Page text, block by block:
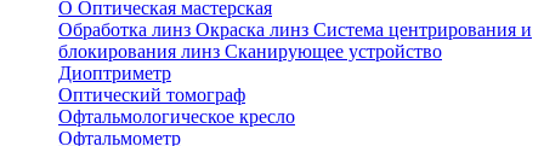
О Оптическая мастерская
Обработка линз Окраска линз Система центрирования и
блокирования линз Сканирующее устройство
Диоптриметр
Оптический томограф
Офтальмологическое кресло
Офтальмометр